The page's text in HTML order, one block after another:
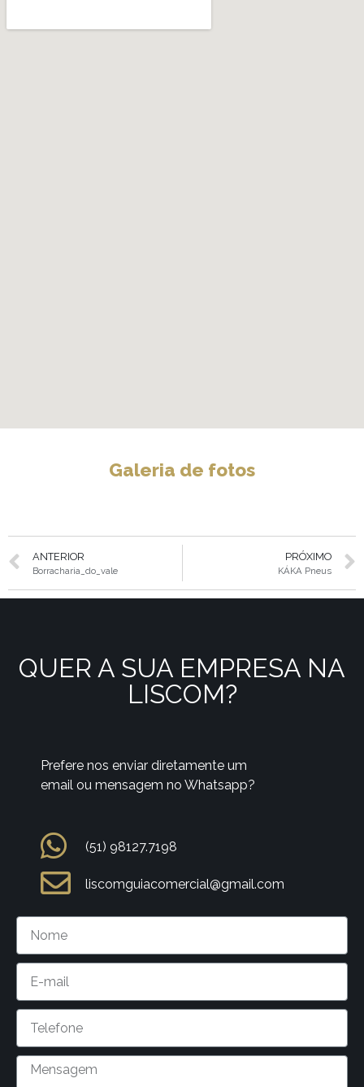
Galeria de fotos
ANTERIOR
Borracharia_do_vale
PRÓXIMO
KÁKA Pneus
QUER A SUA EMPRESA NA
LISCOM?
Prefere nos enviar diretamente um
email ou mensagem no Whatsapp?
(51) 98127.7198
liscomguiacomercial@gmail.com